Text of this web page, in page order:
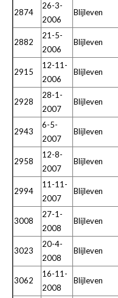
2874
26-3-
2006
Blijleven
2882
21-5-
2006
Blijleven
2915
12-11-
2006
Blijleven
2928
28-1-
2007
Blijleven
2943
6-5-
2007
Blijleven
2958
12-8-
2007
Blijleven
2994
11-11-
2007
Blijleven
3008
27-1-
2008
Blijleven
3023
20-4-
2008
Blijleven
3062
16-11-
2008
Blijleven